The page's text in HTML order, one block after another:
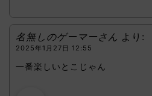
名無しのゲーマーさん より:
2025年1月27日 12:55
一番楽しいとこじゃん